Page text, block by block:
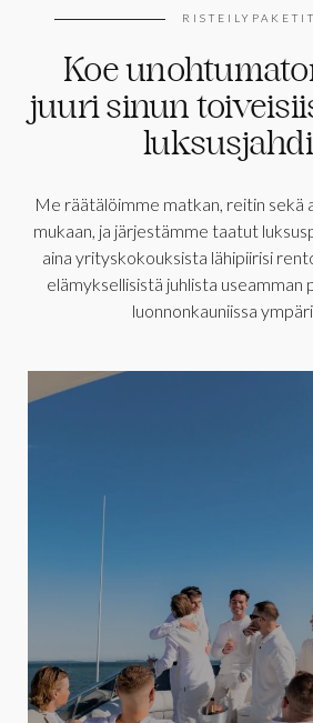
RISTEILYPAKETIT
Koe
juuri sinun
Me räätälöimme matkan, reitin sekä
mukaan, ja järjestämme taatut
aina yrityskokouksista lähipiirisi
elämyksellisistä juhlista useamman
luonnonkauniissa